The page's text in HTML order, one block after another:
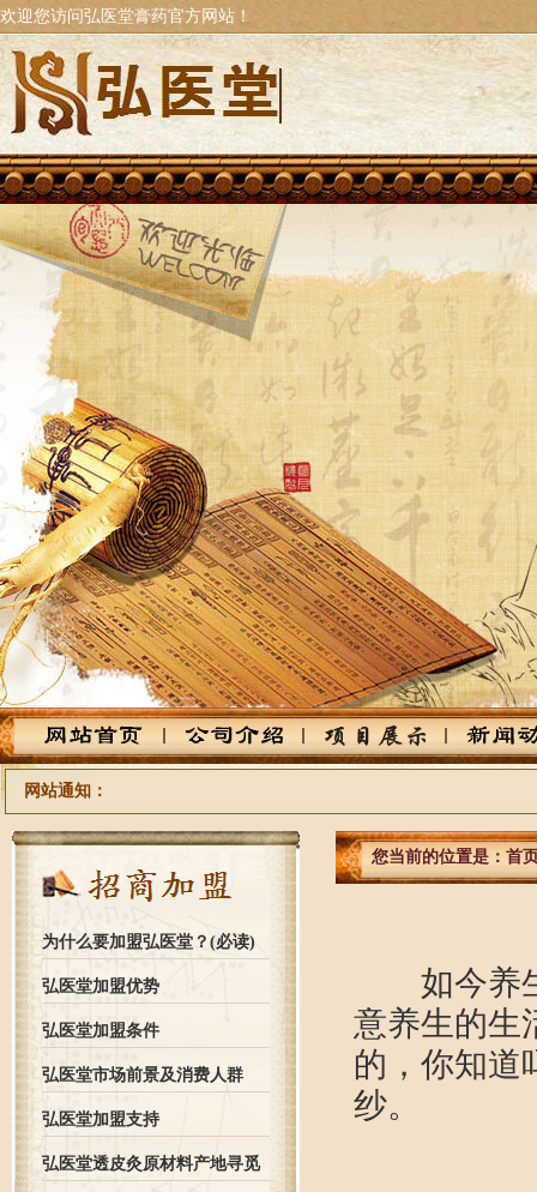
欢迎您访问弘医堂膏药官方网站！
网站通知：
为什么要加盟弘医堂？(必读)
弘医堂加盟优势
弘医堂加盟条件
弘医堂市场前景及消费人群
弘医堂加盟支持
弘医堂透皮灸原材料产地寻觅
您当前的位置是： 首
如今养生
意养生的生
的，你知道
纱。